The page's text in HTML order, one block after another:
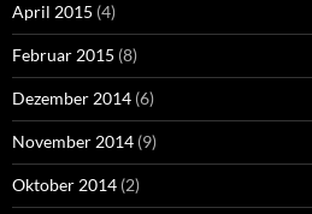
April 2015 (4)
Februar 2015 (8)
Dezember 2014 (6)
November 2014 (9)
Oktober 2014 (2)